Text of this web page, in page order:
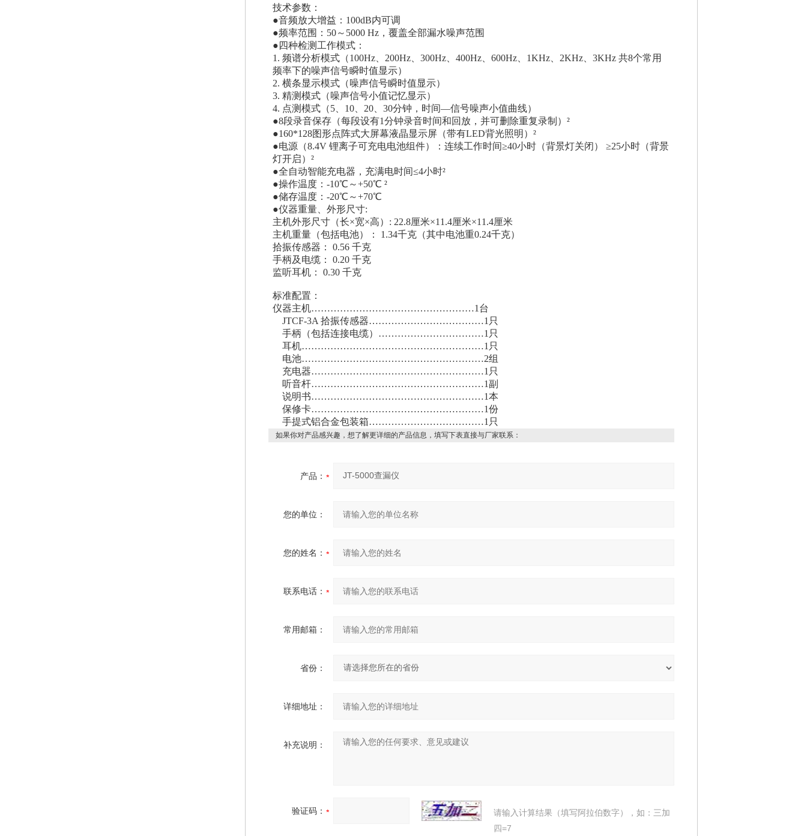
技术参数：
●音频放大增益：100dB内可调
●频率范围：50～5000 Hz，覆盖全部漏水噪声范围
●四种检测工作模式：
1. 频谱分析模式（100Hz、200Hz、300Hz、400Hz、600Hz、1KHz、2KHz、3KHz 共8个常用
频率下的噪声信号瞬时值显示）
2. 横条显示模式（噪声信号瞬时值显示）
3. 精测模式（噪声信号小值记忆显示）
4. 点测模式（5、10、20、30分钟，时间—信号噪声小值曲线）
●8段录音保存（每段设有1分钟录音时间和回放，并可删除重复录制）²
●160*128图形点阵式大屏幕液晶显示屏（带有LED背光照明）²
●电源（8.4V 锂离子可充电电池组件）：连续工作时间≥40小时（背景灯关闭） ≥25小时（背景
灯开启）²
●全自动智能充电器，充满电时间≤4小时²
●操作温度：-10℃～+50℃ ²
●储存温度：-20℃～+70℃
●仪器重量、外形尺寸:
主机外形尺寸（长×宽×高）: 22.8厘米×11.4厘米×11.4厘米
主机重量（包括电池）： 1.34千克（其中电池重0.24千克）
拾振传感器： 0.56 千克
手柄及电缆： 0.20 千克
监听耳机： 0.30 千克
标准配置：
仪器主机……………………………………………1台
JTCF-3A 拾振传感器………………………………1只
手柄（包括连接电缆）……………………………1只
耳机…………………………………………………1只
电池…………………………………………………2组
充电器………………………………………………1只
听音杆………………………………………………1副
说明书………………………………………………1本
保修卡………………………………………………1份
手提式铝合金包装箱………………………………1只
如果你对产品感兴趣，想了解更详细的产品信息，填写下表直接与厂家联系：
产品：
您的单位：
您的姓名：
联系电话：
常用邮箱：
省份：
详细地址：
补充说明：
验证码：
请输入计算结果（填写阿拉伯数字），如：三加
四=7